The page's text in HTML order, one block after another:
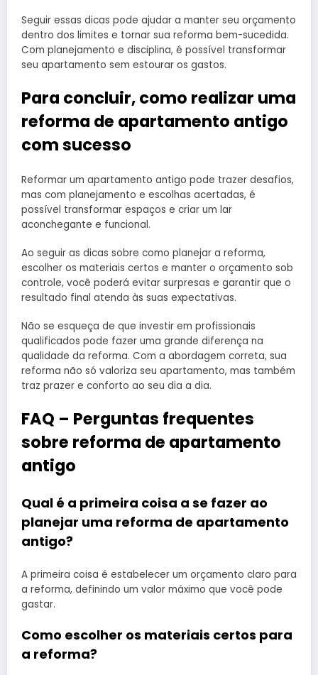
Seguir essas dicas pode ajudar a manter seu orçamento
dentro dos limites e tornar sua reforma bem-sucedida.
Com planejamento e disciplina, é possível transformar
seu apartamento sem estourar os gastos.
Para concluir, como realizar uma
reforma de apartamento antigo
com sucesso
Reformar um apartamento antigo pode trazer desafios,
mas com planejamento e escolhas acertadas, é
possível transformar espaços e criar um lar
aconchegante e funcional.
Ao seguir as dicas sobre como planejar a reforma,
escolher os materiais certos e manter o orçamento sob
controle, você poderá evitar surpresas e garantir que o
resultado final atenda às suas expectativas.
Não se esqueça de que investir em profissionais
qualificados pode fazer uma grande diferença na
qualidade da reforma. Com a abordagem correta, sua
reforma não só valoriza seu apartamento, mas também
traz prazer e conforto ao seu dia a dia.
FAQ – Perguntas frequentes
sobre reforma de apartamento
antigo
Qual é a primeira coisa a se fazer ao
planejar uma reforma de apartamento
antigo?
A primeira coisa é estabelecer um orçamento claro para
a reforma, definindo um valor máximo que você pode
gastar.
Como escolher os materiais certos para
a reforma?